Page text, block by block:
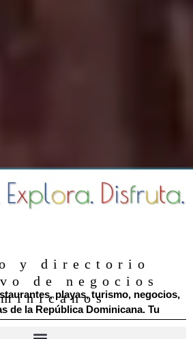
y directorio
de negocios
playas, turismo, negocios,
de la República Dominicana. Tu